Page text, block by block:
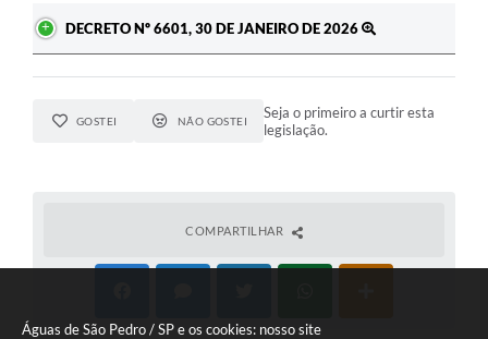
Águas de São Pedro / SP e os cookies: nosso site
DECRETO Nº 6601, 30 DE JANEIRO DE 2026
GOSTEI NÃO GOSTEI
Seja o primeiro a curtir esta
legislação.
COMPARTILHAR